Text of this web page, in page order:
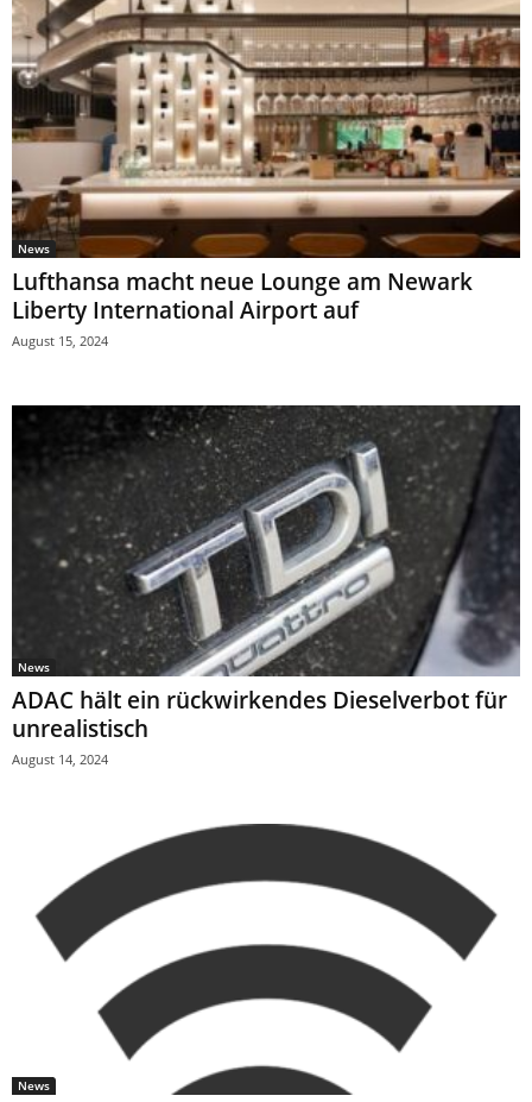
News
Lufthansa macht neue Lounge am Newark
Liberty International Airport auf
August 15, 2024
News
ADAC hält ein rückwirkendes Dieselverbot für
unrealistisch
August 14, 2024
News